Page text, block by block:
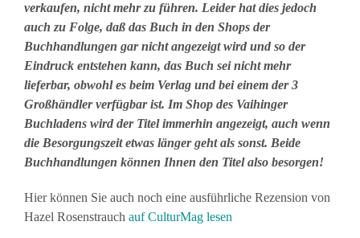
verkaufen, nicht mehr zu führen. Leider hat dies jedoch
auch zu Folge, daß das Buch in den Shops der
Buchhandlungen gar nicht angezeigt wird und so der
Eindruck entstehen kann, das Buch sei nicht mehr
lieferbar, obwohl es beim Verlag und bei einem der 3
Großhändler verfügbar ist. Im Shop des Vaihinger
Buchladens wird der Titel immerhin angezeigt, auch wenn
die Besorgungszeit etwas länger geht als sonst. Beide
Buchhandlungen können Ihnen den Titel also besorgen!
Hier können Sie auch noch eine ausführliche Rezension von
Hazel Rosenstrauch auf CulturMag lesen